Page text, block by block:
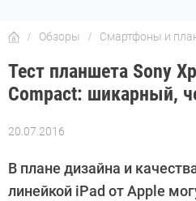
Обзоры Смартфоны и
Тест планшета Sony
Compact: шикарный,
20.07.2016
Автор:
Поповкин
В плане дизайна и
линейкой iPad от Apple